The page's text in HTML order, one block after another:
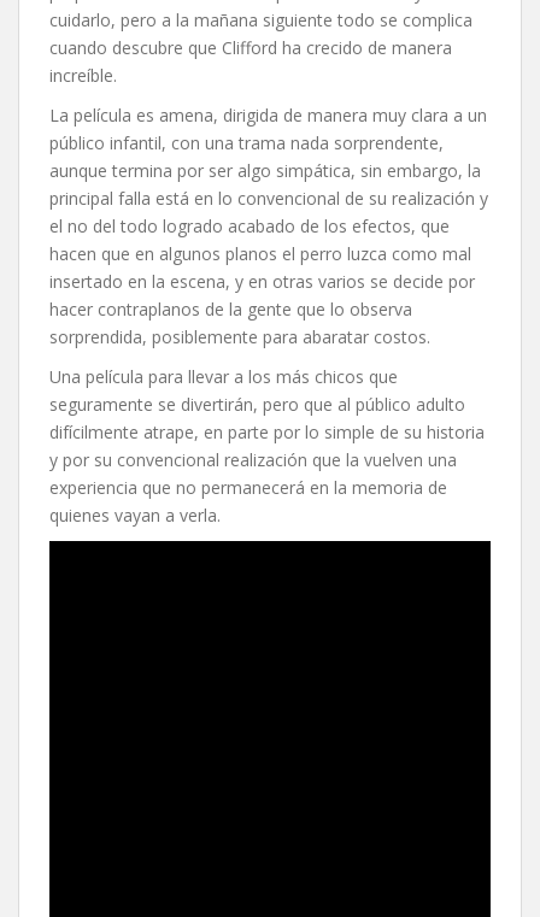
cuidarlo, pero a la mañana siguiente todo se complica
cuando descubre que Clifford ha crecido de manera
increíble.
La película es amena, dirigida de manera muy clara a un
público infantil, con una trama nada sorprendente,
aunque termina por ser algo simpática, sin embargo, la
principal falla está en lo convencional de su realización y
el no del todo logrado acabado de los efectos, que
hacen que en algunos planos el perro luzca como mal
insertado en la escena, y en otras varios se decide por
hacer contraplanos de la gente que lo observa
sorprendida, posiblemente para abaratar costos.
Una película para llevar a los más chicos que
seguramente se divertirán, pero que al público adulto
difícilmente atrape, en parte por lo simple de su historia
y por su convencional realización que la vuelven una
experiencia que no permanecerá en la memoria de
quienes vayan a verla.